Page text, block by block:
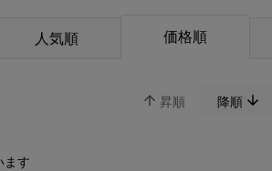
人気順 価格順
昇順 降順
ます